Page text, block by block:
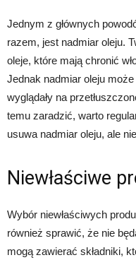
Jednym z głównych
razem, jest nadmiar oleju.
oleje, które mają chronić
Jednak nadmiar oleju
wyglądały na
temu zaradzić, warto
usuwa nadmiar oleju, ale
Niewłaściwe
Wybór niewłaściwych
również sprawić, że nie
mogą zawierać składniki,